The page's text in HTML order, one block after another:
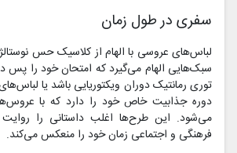
سفری در طول زمان
لباس‌های عروسی با الهام از کلاسیک حس
سبک‌هایی الهام می‌گیرد که امتحان خود را پس
دوره جذابیت خاص خود را دارد که با
می‌شود. این طرح‌ها اغلب داستانی را روایت
فرهنگی و اجتماعی زمان خود را منعکس می‌کند.